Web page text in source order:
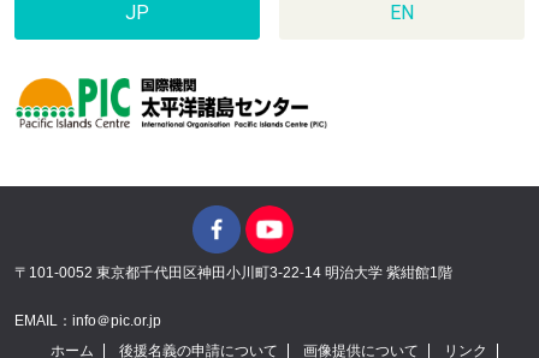
JP EN
〒101-0052 東京都千代田区神田小川町3-22-14 明治大学 紫紺館1階
EMAIL：info＠pic.or.jp
ホーム
後援名義の申請について 画像提供について リンク